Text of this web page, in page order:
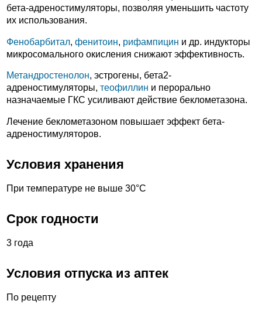
бета-адреностимуляторы, позволяя уменьшить частоту
их использования.
Фенобарбитал, фенитоин, рифампицин и др. индукторы
микросомального окисления снижают эффективность.
Метандростенолон, эстрогены, бета2-
адреностимуляторы, теофиллин и перорально
назначаемые ГКС усиливают действие беклометазона.
Лечение беклометазоном повышает эффект бета-
адреностимуляторов.
Условия хранения
При температуре не выше 30°С
Срок годности
3 года
Условия отпуска из аптек
По рецепту